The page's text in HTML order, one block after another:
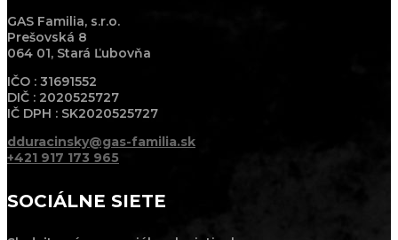
GAS Familia, s.r.o.
Prešovská 8
064 01, Stará Ľubovňa
IČO : 31691552
DIČ : 2020525727
IČ DPH : SK2020525727
dduracinsky@gas-familia.sk
+421 917 173 965
SOCIÁLNE SIETE